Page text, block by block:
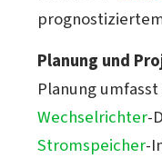
Planung und
Planung
Wechselrichter-
Stromspeicher-